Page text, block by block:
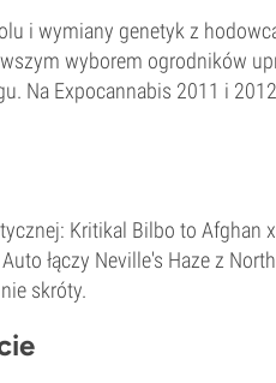
i wymiany genetyk z
wyborem ogrodników
Na Expocannabis 2011 i
Kritikal Bilbo to Afghan
łączy Neville's Haze z
skróty.